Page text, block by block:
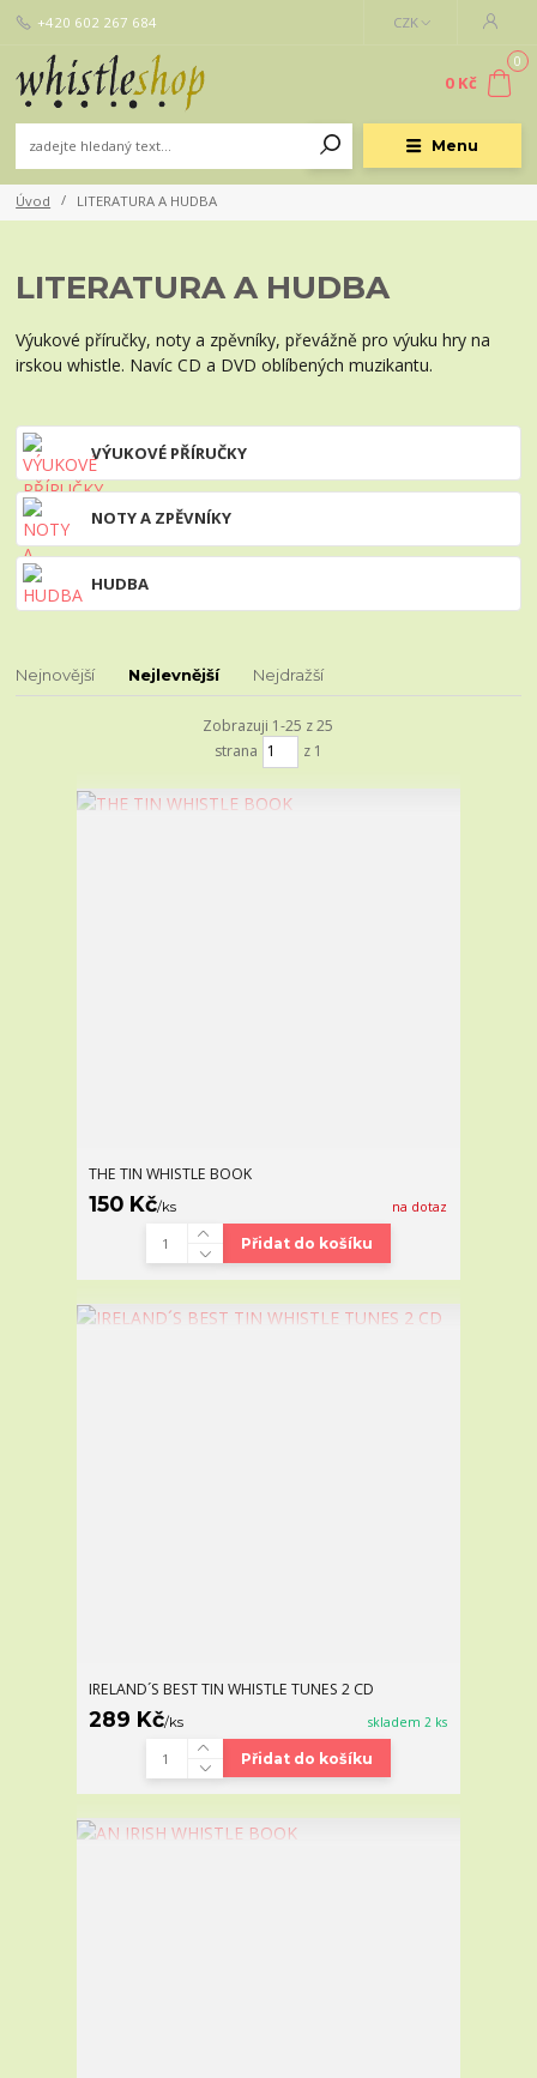
Menu
CZK
+420 602 267 684
0
0 Kč
Úvod LITERATURA A HUDBA
LITERATURA A HUDBA
Výukové příručky, noty a zpěvníky, převážně pro výuku hry na
irskou whistle. Navíc CD a DVD oblíbených muzikantu.
VÝUKOVÉ PŘÍRUČKY
NOTY A ZPĚVNÍKY
HUDBA
Nejnovější Nejlevnější Nejdražší
Zobrazuji 1-25 z 25
strana
z 1
THE TIN WHISTLE BOOK
150 Kč/ks na dotaz
Přidat do košíku
IRELAND´S BEST TIN WHISTLE TUNES 2 CD
289 Kč/ks skladem 2 ks
Přidat do košíku